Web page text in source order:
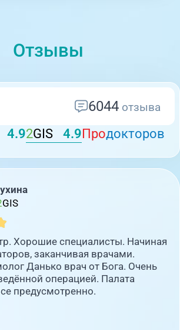
Отзывы
6044отзыва
4.92GIS 4.9 Продокторов
GIS
Хорошие специалисты. Начиная
заканчивая врачами.
Данько врач от Бога. Очень
операцией. Палата
предусмотренно.